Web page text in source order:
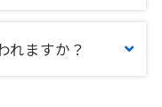
れますか？